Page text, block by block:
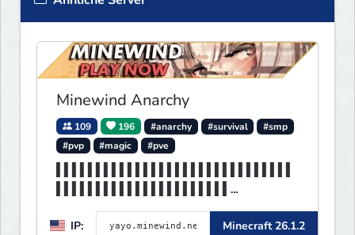
Minewind Anarchy
109 196 #anarchy #survival
#smp
#pvp
#magic #pve
EWIND▌▌▌▌▌▌▌▌▌▌▌▌▌▌▌▌▌
IP: Minecraft 26.1.2